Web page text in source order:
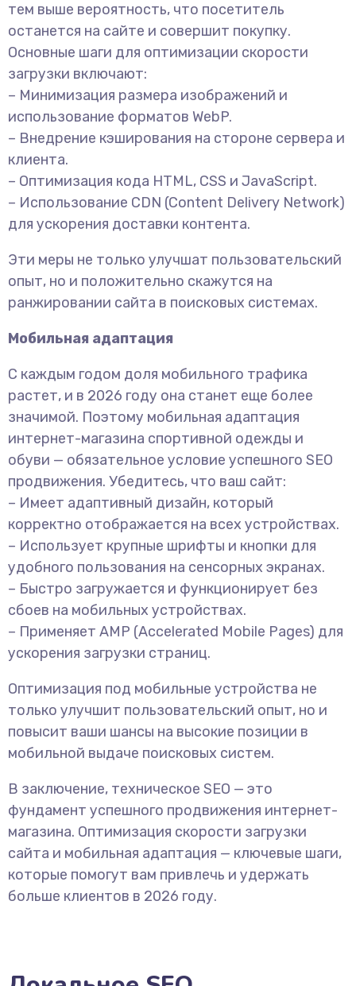
тем выше вероятность, что посетитель
останется на сайте и совершит покупку.
Основные шаги для оптимизации скорости
загрузки включают:
– Минимизация размера изображений и
использование форматов WebP.
– Внедрение кэширования на стороне сервера и
клиента.
– Оптимизация кода HTML, CSS и JavaScript.
– Использование CDN (Content Delivery Network)
для ускорения доставки контента.
Эти меры не только улучшат пользовательский
опыт, но и положительно скажутся на
ранжировании сайта в поисковых системах.
Мобильная адаптация
С каждым годом доля мобильного трафика
растет, и в 2026 году она станет еще более
значимой. Поэтому мобильная адаптация
интернет-магазина спортивной одежды и
обуви — обязательное условие успешного SEO
продвижения. Убедитесь, что ваш сайт:
– Имеет адаптивный дизайн, который
корректно отображается на всех устройствах.
– Использует крупные шрифты и кнопки для
удобного пользования на сенсорных экранах.
– Быстро загружается и функционирует без
сбоев на мобильных устройствах.
– Применяет AMP (Accelerated Mobile Pages) для
ускорения загрузки страниц.
Оптимизация под мобильные устройства не
только улучшит пользовательский опыт, но и
повысит ваши шансы на высокие позиции в
мобильной выдаче поисковых систем.
В заключение, техническое SEO — это
фундамент успешного продвижения интернет-
магазина. Оптимизация скорости загрузки
сайта и мобильная адаптация — ключевые шаги,
которые помогут вам привлечь и удержать
больше клиентов в 2026 году.